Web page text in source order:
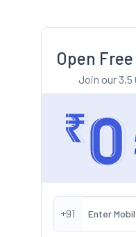
Open
Join our 3.5
+91